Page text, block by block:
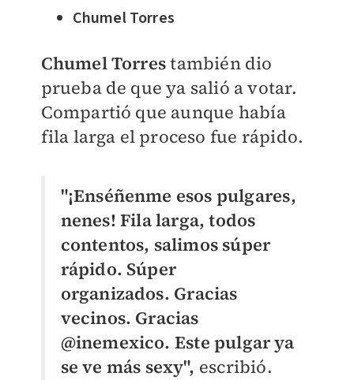
Chumel Torres
Chumel Torrestambién dio
prueba de que ya salió a votar.
Compartió que aunque había
fila larga el proceso fue rápido.
"¡Enséñenme esos pulgares,
nenes! Fila larga, todos
contentos, salimos súper
rápido. Súper
organizados. Gracias
vecinos. Gracias
@inemexico. Este pulgar ya
se ve más sexy", escribió.